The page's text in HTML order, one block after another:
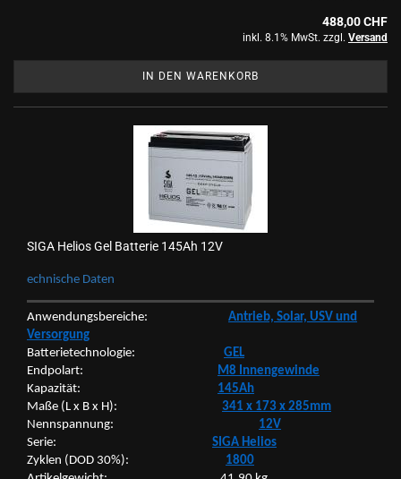
488,00 CHF
inkl. 8.1% MwSt. zzgl. Versand
IN DEN WARENKORB
SIGA He­li­os Gel Bat­te­rie 145Ah 12V
ech­ni­sche Daten
An­wen­dungs­be­rei­che: An­trieb, Solar, USV und
Ver­sor­gung
Bat­te­rie­tech­no­lo­gie: GEL
End­po­lart: M8 In­nen­ge­win­de
Ka­pa­zi­tät: 145Ah
Maße (L x B x H): 341 x 173 x 285mm
Nenn­span­nung: 12V
Serie: SIGA He­li­os
Zy­klen (DOD 30%): 1800